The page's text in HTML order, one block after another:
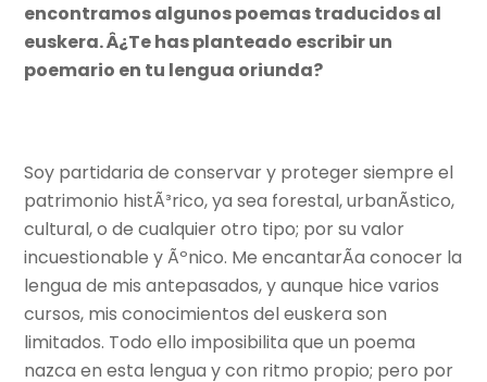
encontramos algunos poemas traducidos al
euskera. Â¿Te has planteado escribir un
poemario en tu lengua oriunda?
Soy partidaria de conservar y proteger siempre el
patrimonio histÃ³rico, ya sea forestal, urbanÃ­stico,
cultural, o de cualquier otro tipo; por su valor
incuestionable y Ãºnico. Me encantarÃ­a conocer la
lengua de mis antepasados, y aunque hice varios
cursos, mis conocimientos del euskera son
limitados. Todo ello imposibilita que un poema
nazca en esta lengua y con ritmo propio; pero por